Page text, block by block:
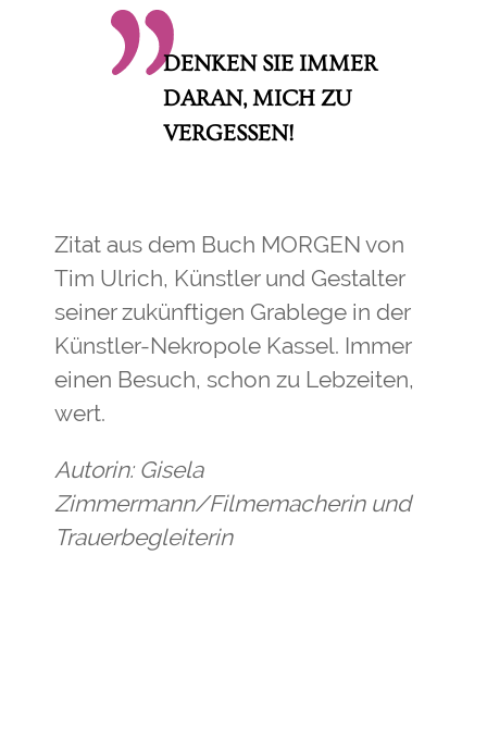
DENKEN SIE IMMER
DARAN, MICH ZU
VERGESSEN!
Zitat aus dem Buch MORGEN von
Tim Ulrich, Künstler und Gestalter
seiner zukünftigen Grablege in der
Künstler-Nekropole Kassel. Immer
einen Besuch, schon zu Lebzeiten,
wert.
Autorin: Gisela
Zimmermann/Filmemacherin und
Trauerbegleiterin